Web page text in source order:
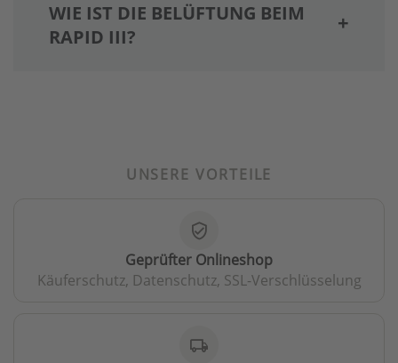
WIE IST DIE BELÜFTUNG BEIM
RAPID III?
UNSERE VORTEILE
verified_user
Geprüfter Onlineshop
Käuferschutz, Datenschutz, SSL-Verschlüsselung
local_shipping